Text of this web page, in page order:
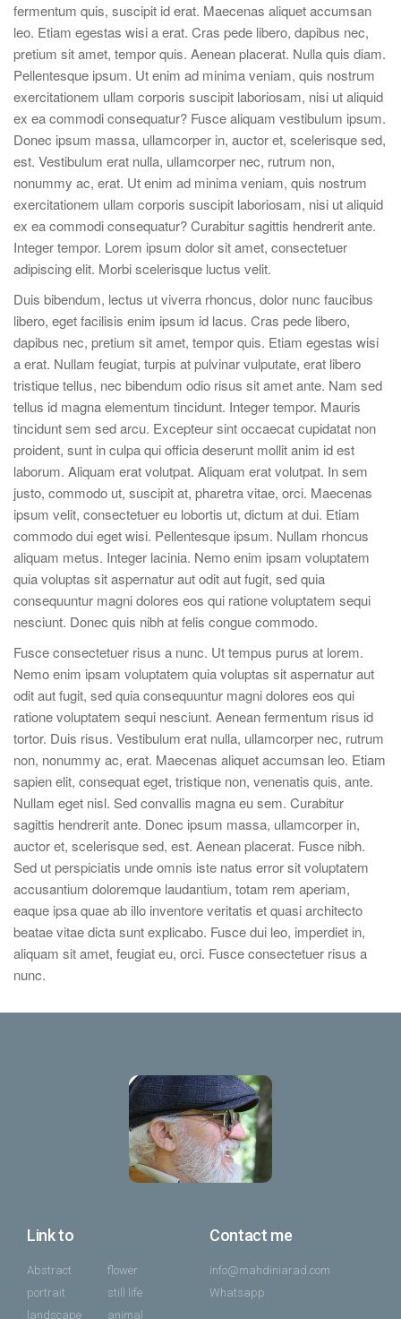
fermentum quis, suscipit id erat. Maecenas aliquet accumsan
leo. Etiam egestas wisi a erat. Cras pede libero, dapibus nec,
pretium sit amet, tempor quis. Aenean placerat. Nulla quis diam.
Pellentesque ipsum. Ut enim ad minima veniam, quis nostrum
exercitationem ullam corporis suscipit laboriosam, nisi ut aliquid
ex ea commodi consequatur? Fusce aliquam vestibulum ipsum.
Donec ipsum massa, ullamcorper in, auctor et, scelerisque sed,
est. Vestibulum erat nulla, ullamcorper nec, rutrum non,
nonummy ac, erat. Ut enim ad minima veniam, quis nostrum
exercitationem ullam corporis suscipit laboriosam, nisi ut aliquid
ex ea commodi consequatur? Curabitur sagittis hendrerit ante.
Integer tempor. Lorem ipsum dolor sit amet, consectetuer
adipiscing elit. Morbi scelerisque luctus velit.
Duis bibendum, lectus ut viverra rhoncus, dolor nunc faucibus
libero, eget facilisis enim ipsum id lacus. Cras pede libero,
dapibus nec, pretium sit amet, tempor quis. Etiam egestas wisi
a erat. Nullam feugiat, turpis at pulvinar vulputate, erat libero
tristique tellus, nec bibendum odio risus sit amet ante. Nam sed
tellus id magna elementum tincidunt. Integer tempor. Mauris
tincidunt sem sed arcu. Excepteur sint occaecat cupidatat non
proident, sunt in culpa qui officia deserunt mollit anim id est
laborum. Aliquam erat volutpat. Aliquam erat volutpat. In sem
justo, commodo ut, suscipit at, pharetra vitae, orci. Maecenas
ipsum velit, consectetuer eu lobortis ut, dictum at dui. Etiam
commodo dui eget wisi. Pellentesque ipsum. Nullam rhoncus
aliquam metus. Integer lacinia. Nemo enim ipsam voluptatem
quia voluptas sit aspernatur aut odit aut fugit, sed quia
consequuntur magni dolores eos qui ratione voluptatem sequi
nesciunt. Donec quis nibh at felis congue commodo.
Fusce consectetuer risus a nunc. Ut tempus purus at lorem.
Nemo enim ipsam voluptatem quia voluptas sit aspernatur aut
odit aut fugit, sed quia consequuntur magni dolores eos qui
ratione voluptatem sequi nesciunt. Aenean fermentum risus id
tortor. Duis risus. Vestibulum erat nulla, ullamcorper nec, rutrum
non, nonummy ac, erat. Maecenas aliquet accumsan leo. Etiam
sapien elit, consequat eget, tristique non, venenatis quis, ante.
Nullam eget nisl. Sed convallis magna eu sem. Curabitur
sagittis hendrerit ante. Donec ipsum massa, ullamcorper in,
auctor et, scelerisque sed, est. Aenean placerat. Fusce nibh.
Sed ut perspiciatis unde omnis iste natus error sit voluptatem
accusantium doloremque laudantium, totam rem aperiam,
eaque ipsa quae ab illo inventore veritatis et quasi architecto
beatae vitae dicta sunt explicabo. Fusce dui leo, imperdiet in,
aliquam sit amet, feugiat eu, orci. Fusce consectetuer risus a
nunc.
Link to
Abstract
portrait
landscape
flower
still life
animal
Contact me
info@mahdiniarad.com
Whatsapp